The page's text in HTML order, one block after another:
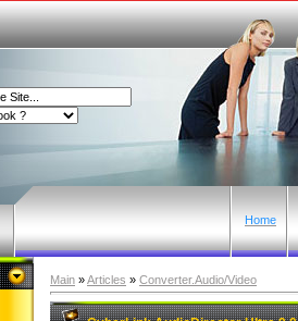
Home
Main »Articles » Converter.Audio/Video